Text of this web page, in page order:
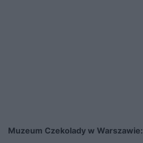
Muzeum Czekolady w Warszawie: